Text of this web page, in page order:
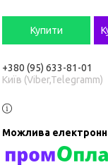
Купити
+380 (95) 633-81-01
Київ (Viber,Telegramm)